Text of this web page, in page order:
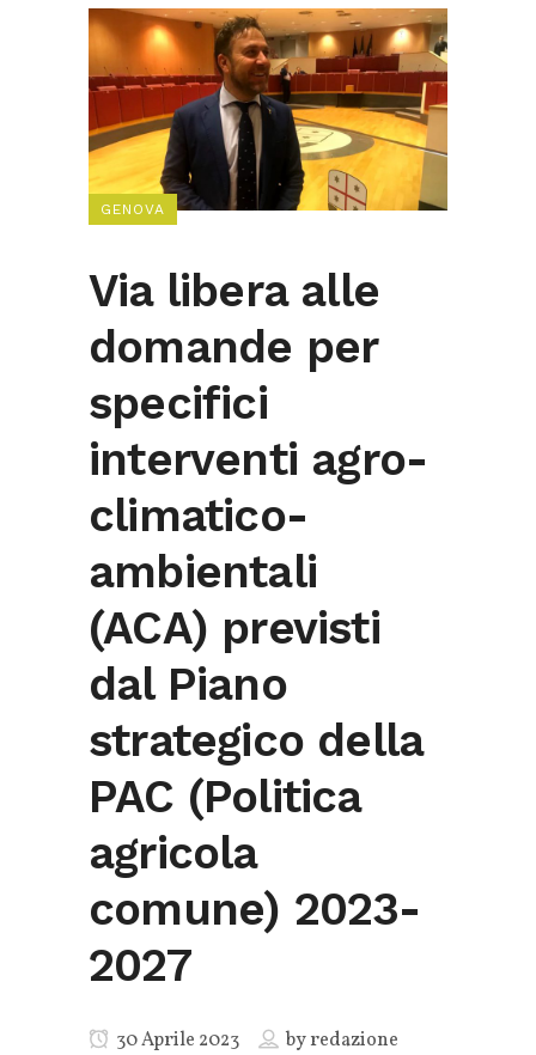
GENOVA
Via libera alle
domande per
specifici
interventi agro-
climatico-
ambientali
(ACA) previsti
dal Piano
strategico della
PAC (Politica
agricola
comune) 2023-
2027
30 Aprile 2023 byredazione